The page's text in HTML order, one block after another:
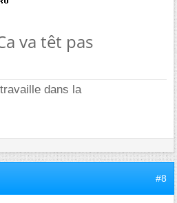
va têt pas
dans la
#8